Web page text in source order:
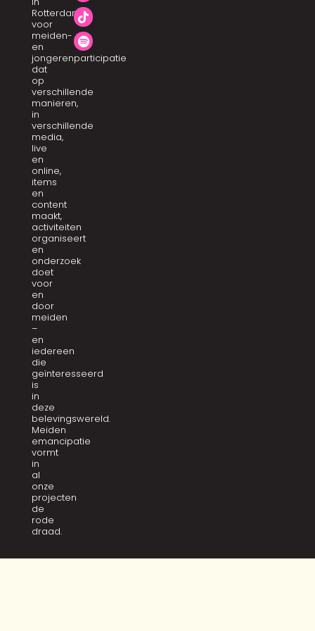
Rotterdam
voor
meiden-
en
jongerenparticipatie
dat
op
verschillende
manieren,
in
verschillende
media,
live
en
online,
items
en
content
maakt,
activiteiten
organiseert
en
onderzoek
doet
voor
en
door
meiden
–
en
iedereen
die
geïnteresseerd
is
in
deze
belevingswereld.
Meiden
emancipatie
vormt
in
al
onze
projecten
de
rode
draad.